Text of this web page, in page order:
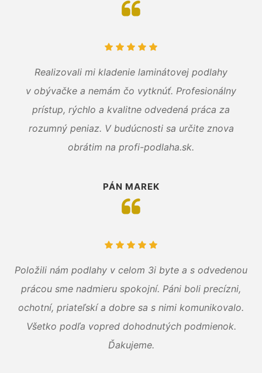
Realizovali mi kladenie laminátovej podlahy
v obývačke a nemám čo vytknúť. Profesionálny
prístup, rýchlo a kvalitne odvedená práca za
rozumný peniaz. V budúcnosti sa určite znova
obrátim na profi-podlaha.sk.
PÁN MAREK
Položili nám podlahy v celom 3i byte a s odvedenou
prácou sme nadmieru spokojní. Páni boli precízni,
ochotní, priateľskí a dobre sa s nimi komunikovalo.
Všetko podľa vopred dohodnutých podmienok.
Ďakujeme.